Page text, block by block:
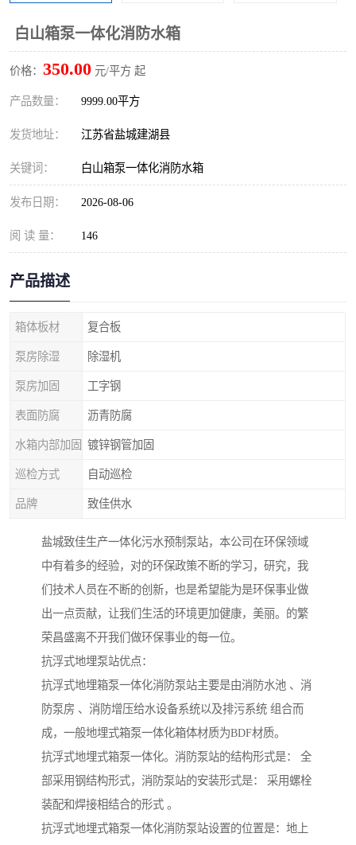
白山箱泵一体化消防水箱
价格： 350.00 元/平方 起
产品数量： 9999.00平方
发货地址： 江苏省盐城建湖县
关键词： 白山箱泵一体化消防水箱
发布日期： 2026-08-06
阅 读 量： 146
产品描述
箱体板材 复合板
泵房除湿 除湿机
泵房加固 工字钢
表面防腐 沥青防腐
水箱内部加固 镀锌钢管加固
巡检方式 自动巡检
品牌 致佳供水
盐城致佳生产一体化污水预制泵站，本公司在环保领域
中有着多的经验，对的环保政策不断的学习，研究，我
们技术人员在不断的创新，也是希望能为是环保事业做
出一点贡献，让我们生活的环境更加健康，美丽。的繁
荣昌盛离不开我们做环保事业的每一位。
抗浮式地埋泵站优点：
抗浮式地埋箱泵一体化消防泵站主要是由消防水池 、消
防泵房 、消防增压给水设备系统以及排污系统 组合而
成，一般地埋式箱泵一体化箱体材质为BDF材质。
抗浮式地埋式箱泵一体化。消防泵站的结构形式是： 全
部采用钢结构形式，消防泵站的安装形式是： 采用螺栓
装配和焊接相结合的形式 。
抗浮式地埋式箱泵一体化消防泵站设置的位置是：地上